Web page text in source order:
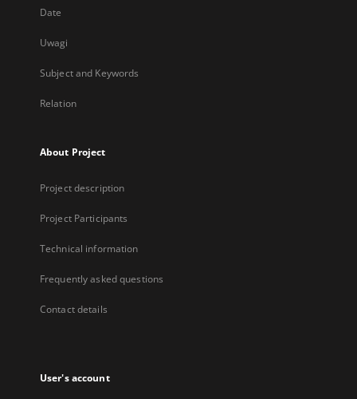
Date
Uwagi
Subject and Keywords
Relation
About Project
Project description
Project Participants
Technical information
Frequently asked questions
Contact details
User's account